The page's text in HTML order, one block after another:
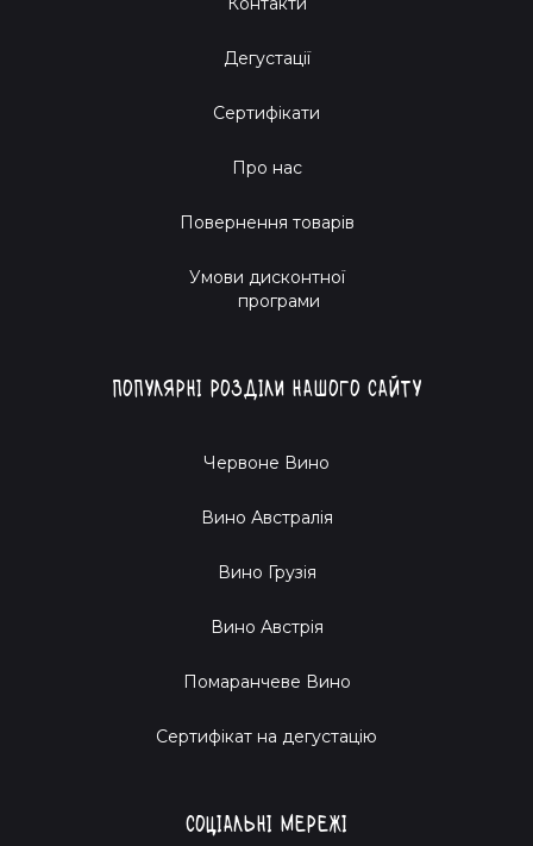
Дегустації
Сертифікати
Про нас
Повернення товарів
Умови дисконтної
програми
Популярні розділи нашого сайту
Червоне Вино
Вино Австралія
Вино Грузія
Вино Австрія
Помаранчеве Вино
Cертифікат на дегустацію
Соціальні мережі